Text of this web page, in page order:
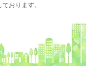
おります。